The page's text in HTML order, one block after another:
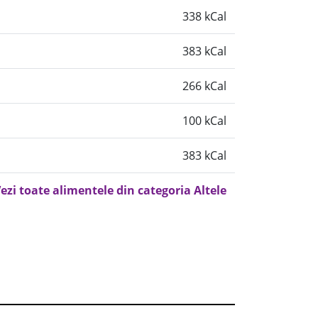
338 kCal
383 kCal
266 kCal
100 kCal
383 kCal
toate alimentele din categoria Altele